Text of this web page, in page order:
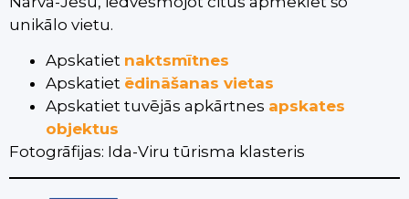
unikālo vietu.
Apskatiet naktsmītnes
Apskatiet ēdināšanas vietas
Apskatiet tuvējās apkārtnes apskates
objektus
Fotogrāfijas: Ida-Viru tūrisma klasteris